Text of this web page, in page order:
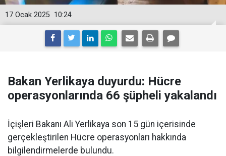
10:24
17 Ocak 2025
Bakan Yerlikaya duyurdu: Hücre
operasyonlarında 66 şüpheli yakalandı
İçişleri Bakanı Ali Yerlikaya son 15 gün içerisinde
gerçekleştirilen Hücre operasyonları hakkında
bilgilendirmelerde bulundu.